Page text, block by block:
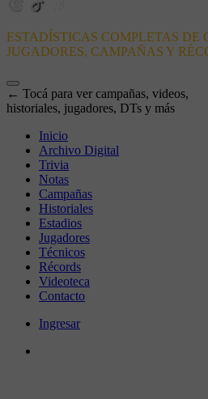
ESTADÍSTICAS COMPLETAS DE
JUGADORES, CAMPAÑAS Y
← Tocá para ver campañas, videos,
historiales, jugadores, DTs y más
Inicio
Archivo Digital
Trivia
Notas
Campañas
Historiales
Estadios
Jugadores
Técnicos
Récords
Videoteca
Contacto
Ingresar